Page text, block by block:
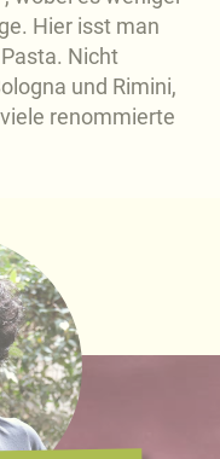
Hier isst man
Nicht
und Rimini,
renommierte